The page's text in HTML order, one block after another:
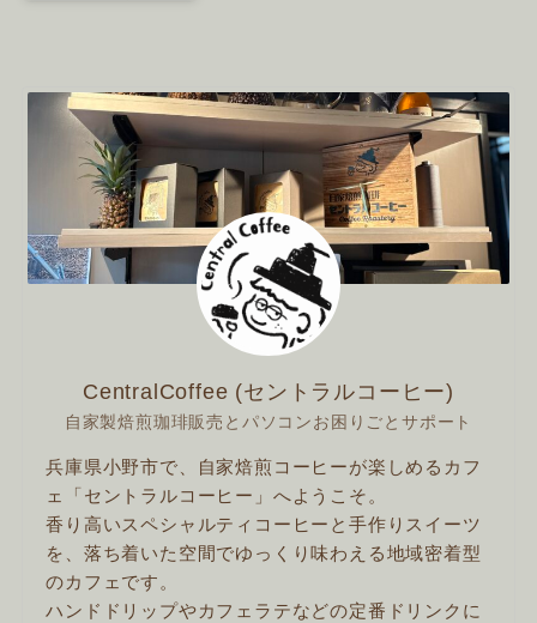
CentralCoffee (セントラルコーヒー)
自家製焙煎珈琲販売とパソコンお困りごとサポート
兵庫県小野市で、自家焙煎コーヒーが楽しめるカフ
ェ「セントラルコーヒー」へようこそ。
香り高いスペシャルティコーヒーと手作りスイーツ
を、落ち着いた空間でゆっくり味わえる地域密着型
のカフェです。
ハンドドリップやカフェラテなどの定番ドリンクに